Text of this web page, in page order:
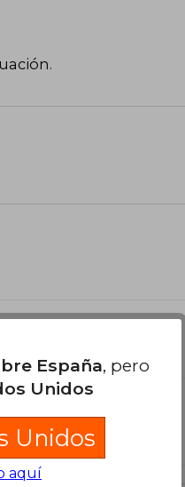
.
España, pero
Unidos
Unidos
aquí